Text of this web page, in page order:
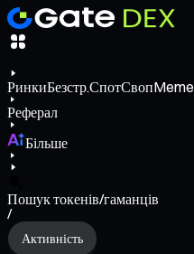
РинкиБезстр.СпотСвопMeme
Реферал
Більше
Пошук токенів/гаманців
/
Активність